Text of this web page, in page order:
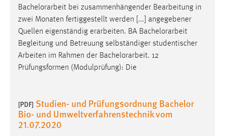
Bachelorarbeit bei zusammenhängender Bearbeitung in
zwei Monaten fertiggestellt werden [...] angegebener
Quellen eigenständig erarbeiten. BA Bachelorarbeit
Begleitung und Betreuung selbständiger studentischer
Arbeiten im Rahmen der Bachelorarbeit. 12
Prüfungsformen (Modulprüfung): Die
[PDF] Studien- und Prüfungsordnung Bachelor
Bio- und Umweltverfahrenstechnik vom
21.07.2020